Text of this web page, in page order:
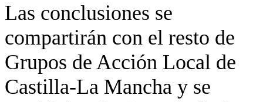
Las conclusiones se
compartirán con el resto de
Grupos de Acción Local de
Castilla-La Mancha y se